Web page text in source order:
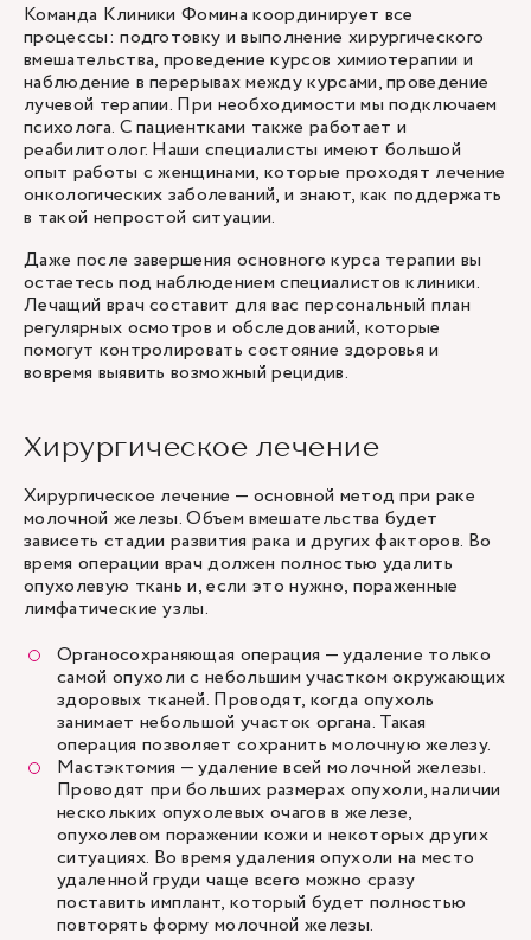
Команда Клиники Фомина координирует все
процессы: подготовку и выполнение хирургического
вмешательства, проведение курсов химиотерапии и
наблюдение в перерывах между курсами, проведение
лучевой терапии. При необходимости мы подключаем
психолога. С пациентками также работает и
реабилитолог. Наши специалисты имеют большой
опыт работы с женщинами, которые проходят лечение
онкологических заболеваний, и знают, как поддержать
в такой непростой ситуации.
Даже после завершения основного курса терапии вы
остаетесь под наблюдением специалистов клиники.
Лечащий врач составит для вас персональный план
регулярных осмотров и обследований, которые
помогут контролировать состояние здоровья и
вовремя выявить возможный рецидив.
Хирургическое лечение
Хирургическое лечение — основной метод при раке
молочной железы. Объем вмешательства будет
зависеть стадии развития рака и других факторов. Во
время операции врач должен полностью удалить
опухолевую ткань и, если это нужно, пораженные
лимфатические узлы.
Органосохраняющая операция — удаление только
самой опухоли с небольшим участком окружающих
здоровых тканей. Проводят, когда опухоль
занимает небольшой участок органа. Такая
операция позволяет сохранить молочную железу.
Мастэктомия — удаление всей молочной железы.
Проводят при больших размерах опухоли, наличии
нескольких опухолевых очагов в железе,
опухолевом поражении кожи и некоторых других
ситуациях. Во время удаления опухоли на место
удаленной груди чаще всего можно сразу
поставить имплант, который будет полностью
повторять форму молочной железы.